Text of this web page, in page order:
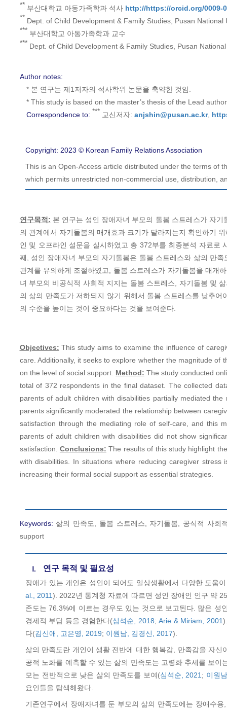
** 부산대학교 아동가족학과 석사 http://https://orcid.org/0009-
** Dept. of Child Development & Family Studies, Pusan
*** 부산대학교 아동가족학과 교수
*** Dept. of Child Development & Family Studies, Pusan
Author notes:
* 본 연구는 제1저자의 석사학위 논문을 축약한 것임.
* This study is based on the master’s thesis of the Lead
Correspondence to: *** 교신저자: anjshin@pusan.ac.kr,
Copyright: 2023 © Korean Family Relations Association
This is an Open-Access article distributed under the terms of
which permits unrestricted non-commercial use, distribution,
연구목적: 본 연구는 성인 장애자녀 부모의 돌봄 스트레스가 자
의 관계에서 자기돌봄의 매개효과 크기가 달라지는지 확인하기
인 및 오프라인 설문을 실시하였고 총 372부를 최종분석 자료
째, 성인 장애자녀 부모의 자기돌봄은 돌봄 스트레스와 삶의 만
관계를 유의하게 조절하였고, 돌봄 스트레스가 자기돌봄을 매개
녀 부모의 비공식적 사회적 지지는 돌봄 스트레스, 자기돌봄 및
의 삶의 만족도가 저하되지 않기 위해서 돌봄 스트레스를 낮추
의 수준을 높이는 것이 중요하다는 것을 보여준다.
Objectives: This study aims to examine the influence of
care. Additionally, it seeks to explore whether the magnitude
on the level of social support. Method: The study conducted
total of 372 respondents in the final dataset. The collected
parents of adult children with disabilities partially mediated
parents significantly moderated the relationship between
satisfaction through the mediating role of self-care, and this
parents of adult children with disabilities did not show
satisfaction. Conclusions: The results of this study highlight
with disabilities. In situations where reducing caregiver
increasing their formal social support as essential strategies.
Keywords:삶의 만족도, 돌봄 스트레스, 자기돌봄, 공식적 사
support
Ⅰ. 연구 목적 및 필요성
장애가 있는 개인은 성인이 되어도 일상생활에서 다양한 도움
al., 2011). 2022년 통계청 자료에 따르면 성인 장애인 인구 약
존도는 76.3%에 이르는 경우도 있는 것으로 보고된다. 많은
경제적 부담 등을 경험한다(심석순, 2018;Arie & Miriam, 2001
다(김신애, 고은영, 2019; 이원남, 김경신, 2017).
삶의 만족도란 개인이 생활 전반에 대한 행복감, 만족감을 자
공적 노화를 예측할 수 있는 삶의 만족도는 고령화 추세를 보
모는 전반적으로 낮은 삶의 만족도를 보여(심석순, 2021; 이원
요인들을 탐색해왔다.
기존연구에서 장애자녀를 둔 부모의 삶의 만족도에는 장애수